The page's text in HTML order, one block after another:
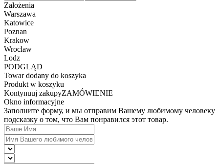
Założenia
Warszawa
Katowice
Poznan
Krakow
Wroclaw
Lodz
PODGLĄD
Towar dodany do koszyka
Produkt w koszyku
Kontynuuj zakupyZAMÓWIENIE
Okno informacyjne
Заполните форму, и мы отправим Вашему любимому человеку
подсказку о том, что Вам понравился этот товар.